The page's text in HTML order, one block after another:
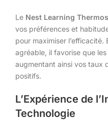
Le Nest Learning
vos préférences et
pour maximiser
agréable, il favorise que
augmentant ainsi vos taux
positifs.
L’Expérience de
Technologie